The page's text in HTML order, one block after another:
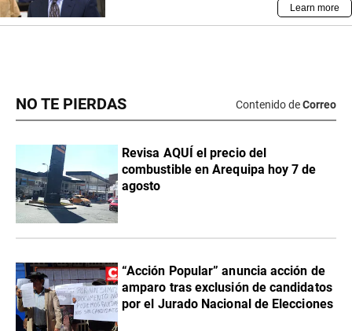
NO TE PIERDAS Contenido deCorreo
Revisa AQUÍ el precio del
combustible en Arequipa hoy 7 de
agosto
“Acción Popular” anuncia acción de
amparo tras exclusión de candidatos
por el Jurado Nacional de Elecciones